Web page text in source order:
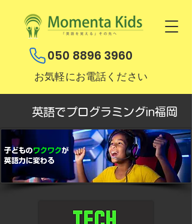
050 8896 3960
お気軽にお電話ください
英語でプログラミング​in福岡
子どものワクワクが
英語力に変わる